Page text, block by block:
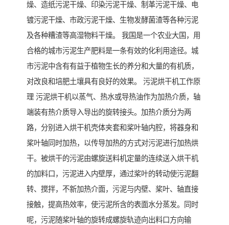
燥、造纸污泥干燥、印染污泥干燥、制革污泥干燥、电
镀污泥干燥、市政污泥干燥、生物发酵菌渣等各种污泥
及各种糟渣等高湿物料干燥。 我国是一个农业大国，用
合格的城市污泥生产肥料是一条有效的化利用途径。城
市污泥中含有有益于植物生长的养分和大量的有机质，
对改良和培肥土壤具有良好的效果。 污泥烘干机工作原
理 污泥烘干机以蒸气、热水或导热油作为加热介质，轴
端装有热介质导入导出的旋转接头。加热介质分为两
路，分别进入烘干机壳体夹套和桨叶轴内腔，将器身和
桨叶轴同时加热，以传导加热的方式对污泥进行加热烘
干。被烘干的污泥由螺旋送料机定量的连续送入烘干机
的加料口，污泥进入内壁厚，通过桨叶的转动使污泥翻
转、搅拌，不新加热介面，污泥与内壁、桨叶、轴直接
接触，提高热效率，使污泥所含的表面水分蒸发。同时
呢，污泥随桨叶轴的旋转成螺旋轨迹向出料口方向输